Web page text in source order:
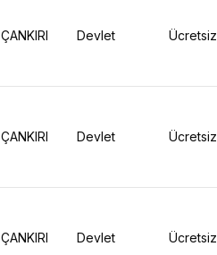
ÇANKIRI Devlet Ücretsiz
ÇANKIRI Devlet Ücretsiz
ÇANKIRI Devlet Ücretsiz